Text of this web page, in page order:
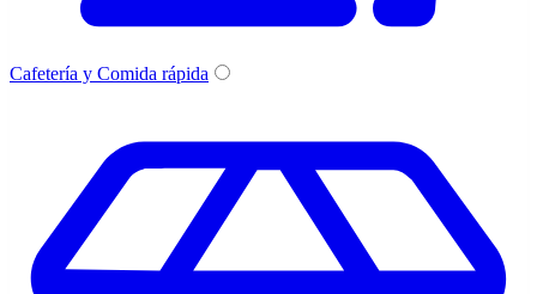
Cafetería y Comida rápida